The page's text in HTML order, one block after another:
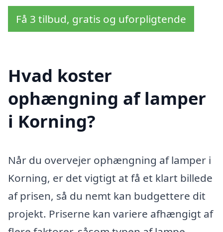
Få 3 tilbud, gratis og uforpligtende
Hvad koster
ophængning af lamper
i Korning?
Når du overvejer ophængning af lamper i
Korning, er det vigtigt at få et klart billede
af prisen, så du nemt kan budgettere dit
projekt. Priserne kan variere afhængigt af